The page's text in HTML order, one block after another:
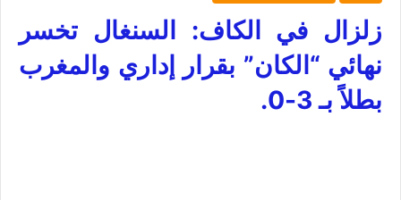
زلزال في الكاف: السنغال تخسر
نهائي “الكان” بقرار إداري والمغرب
بطلاً بـ 3-0.